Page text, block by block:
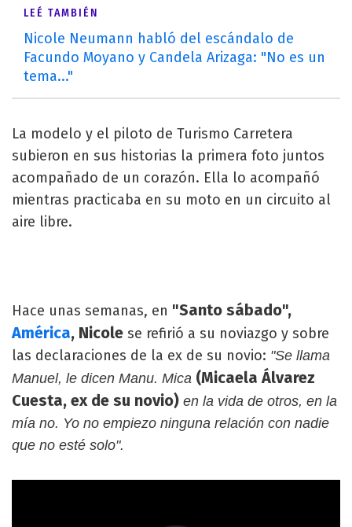
LEÉ TAMBIÉN
Nicole Neumann habló del escándalo de
Facundo Moyano y Candela Arizaga: "No es un
tema..."
La modelo y el piloto de Turismo Carretera
subieron en sus historias la primera foto juntos
acompañado de un corazón. Ella lo acompañó
mientras practicaba en su moto en un circuito al
aire libre.
Hace unas semanas, en "Santo sábado",
América, Nicole se refirió a su noviazgo y sobre
las declaraciones de la ex de su novio: "Se llama
Manuel, le dicen Manu. Mica (Micaela Álvarez
Cuesta, ex de su novio) en la vida de otros, en la
mía no. Yo no empiezo ninguna relación con nadie
que no esté solo".